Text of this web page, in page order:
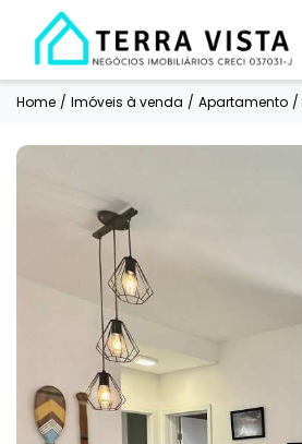
Home / Imóveis à venda / Apartamento /